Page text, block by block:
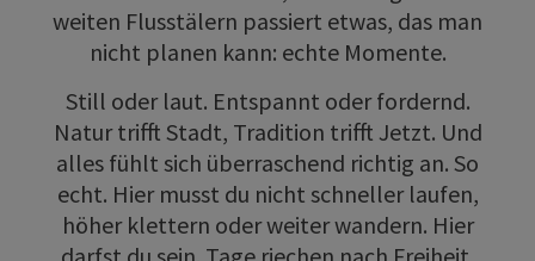
weiten Flusstälern passiert etwas, das man
nicht planen kann: echte Momente.
Still oder laut. Entspannt oder fordernd.
Natur trifft Stadt, Tradition trifft Jetzt. Und
alles fühlt sich überraschend richtig an. So
echt. Hier musst du nicht schneller laufen,
höher klettern oder weiter wandern. Hier